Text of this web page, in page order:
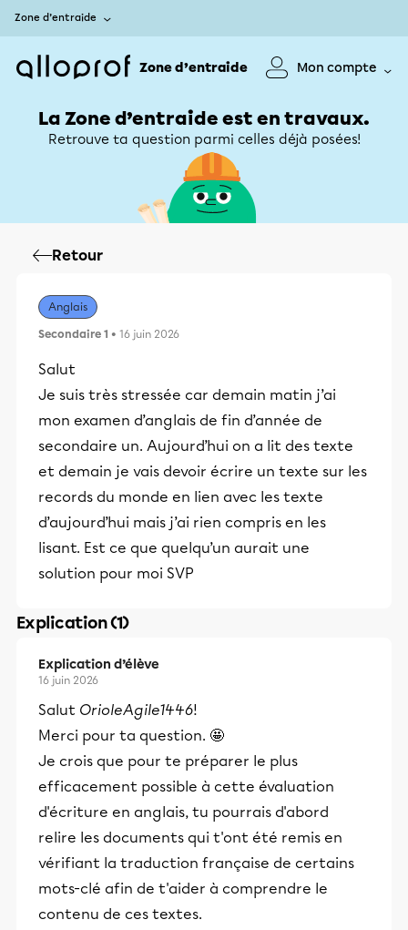
Zone d’entraide
Zone d’entraide Mon compte
La Zone d’entraide est en travaux.
Retrouve ta question parmi celles déjà posées!
Retour
Anglais
Secondaire 1 • 16 juin 2026
Salut
Je suis très stressée car demain matin j’ai
mon examen d’anglais de fin d’année de
secondaire un. Aujourd’hui on a lit des texte
et demain je vais devoir écrire un texte sur les
records du monde en lien avec les texte
d’aujourd’hui mais j’ai rien compris en les
lisant. Est ce que quelqu’un aurait une
solution pour moi SVP
Explication (1)
Explication d’élève
16 juin 2026
Salut OrioleAgile1446!
Merci pour ta question. 🤩
Je crois que pour te préparer le plus
efficacement possible à cette évaluation
d'écriture en anglais, tu pourrais d'abord
relire les documents qui t'ont été remis en
vérifiant la traduction française de certains
mots-clé afin de t'aider à comprendre le
contenu de ces textes.